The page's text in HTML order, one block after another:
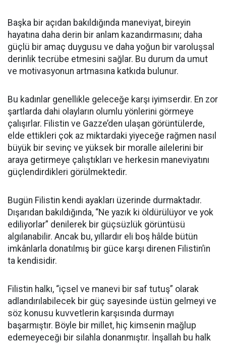
Başka bir açıdan bakıldığında maneviyat, bireyin
hayatına daha derin bir anlam kazandırmasını; daha
güçlü bir amaç duygusu ve daha yoğun bir varoluşsal
derinlik tecrübe etmesini sağlar. Bu durum da umut
ve motivasyonun artmasına katkıda bulunur.
Bu kadınlar genellikle geleceğe karşı iyimserdir. En zor
şartlarda dahi olayların olumlu yönlerini görmeye
çalışırlar. Filistin ve Gazze’den ulaşan görüntülerde,
elde ettikleri çok az miktardaki yiyeceğe rağmen nasıl
büyük bir sevinç ve yüksek bir moralle ailelerini bir
araya getirmeye çalıştıkları ve herkesin maneviyatını
güçlendirdikleri görülmektedir.
Bugün Filistin kendi ayakları üzerinde durmaktadır.
Dışarıdan bakıldığında, “Ne yazık ki öldürülüyor ve yok
ediliyorlar” denilerek bir güçsüzlük görüntüsü
algılanabilir. Ancak bu, yıllardır eli boş hâlde bütün
imkânlarla donatılmış bir güce karşı direnen Filistin’in
ta kendisidir.
Filistin halkı, “içsel ve manevi bir saf tutuş” olarak
adlandırılabilecek bir güç sayesinde üstün gelmeyi ve
söz konusu kuvvetlerin karşısında durmayı
başarmıştır. Böyle bir millet, hiç kimsenin mağlup
edemeyeceği bir silahla donanmıştır. İnşallah bu halk